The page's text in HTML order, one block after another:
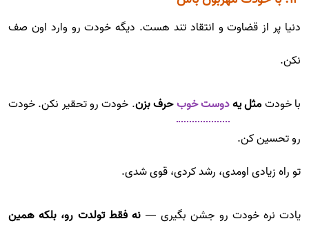
دنیا پر از قضاوت و انتقاد تند هست. دیگه خودت رو وارد اون صف
نکن.
با خودتمثل یهدوست خوبحرف بزن. خودت رو تحقیر نکن. خودت
رو تحسین کن.
تو راه زیادی اومدی، رشد کردی، قوی شدی.
یادت نره خودت رو جشن بگیری —نه فقط تولدت رو، بلکه همین